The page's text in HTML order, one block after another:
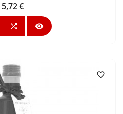
Cijena
5,72 €
 
